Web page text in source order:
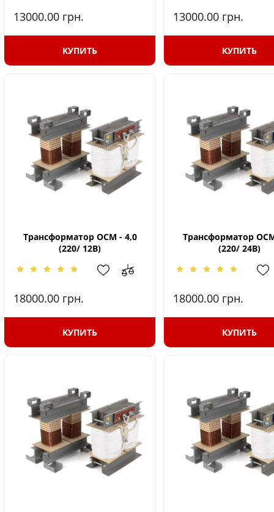
13000.00 грн.
КУПИТЬ
13000.00 грн.
КУПИТЬ
Трансформатор ОСМ - 4,0
(220/ 12В)
18000.00 грн.
КУПИТЬ
Трансформатор
(220/ 24В)
18000.00 грн.
КУПИТЬ